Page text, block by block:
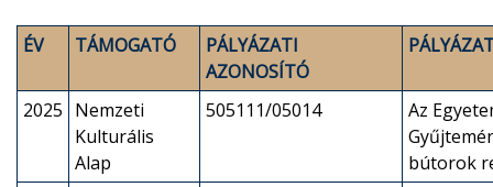
ÉV TÁMOGATÓ
PÁLYÁZATI
AZONOSÍTÓ
2025 Nemzeti
Kulturális
Alap
505111/05014
Az
bútorok